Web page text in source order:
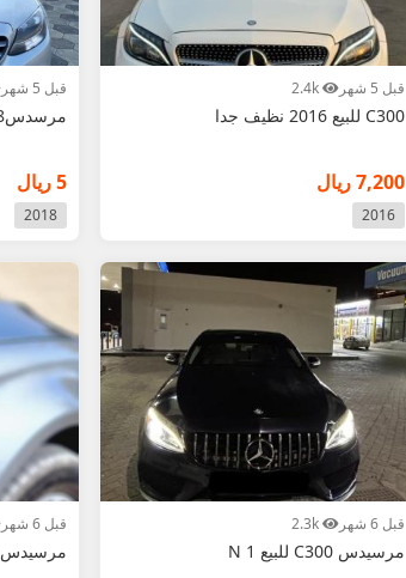
قبل 5 شهر
C300 للبيع 2016 نظيف جدا
7,200 ريال
2016
قبل 5 شهر
مرسدسc 18
5 ريال
2018
قبل 6 شهر
مرسيدس C300 للبيع N 1
قبل 6 شهر
مرسيدس c300 للبيع موديل 2016